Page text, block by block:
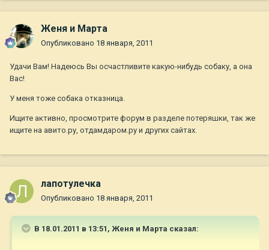
Женя и Марта
Опубликовано 18 января, 2011
Удачи Вам! Надеюсь Вы осчастливите какую-нибудь собаку, а она
Вас!
У меня тоже собака отказница.
Ищите активно, просмотрите форум в разделе потеряшки, так же
ищите на авито.ру, отдамдаром.ру и других сайтах.
лапотулечка
Опубликовано 18 января, 2011
В 18.01.2011 в 13:51, Женя и Марта сказал: